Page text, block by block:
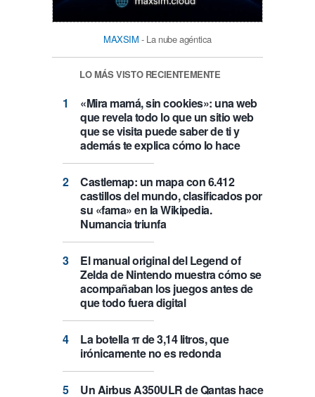
MAXSIM - La nube agéntica
LO MÁS VISTO RECIENTEMENTE
«Mira mamá, sin cookies»: una web
que revela todo lo que un sitio web
que se visita puede saber de ti y
además te explica cómo lo hace
Castlemap: un mapa con 6.412
castillos del mundo, clasificados por
su «fama» en la Wikipedia.
Numancia triunfa
El manual original del Legend of
Zelda de Nintendo muestra cómo se
acompañaban los juegos antes de
que todo fuera digital
La botella π de 3,14 litros, que
irónicamente no es redonda
Un Airbus A350ULR de Qantas hace